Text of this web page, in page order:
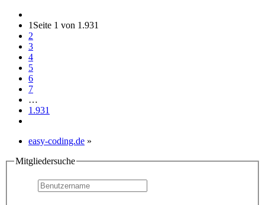
1 Seite 1 von 1.931
2
3
4
5
6
7
…
1.931
easy-coding.de »
Mitgliedersuche